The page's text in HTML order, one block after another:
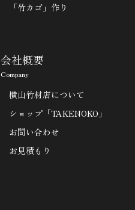
「竹カゴ」作り
会社概要
Company
横山竹材店について
ショップ「TAKENOKO」
お問い合わせ
お見積もり